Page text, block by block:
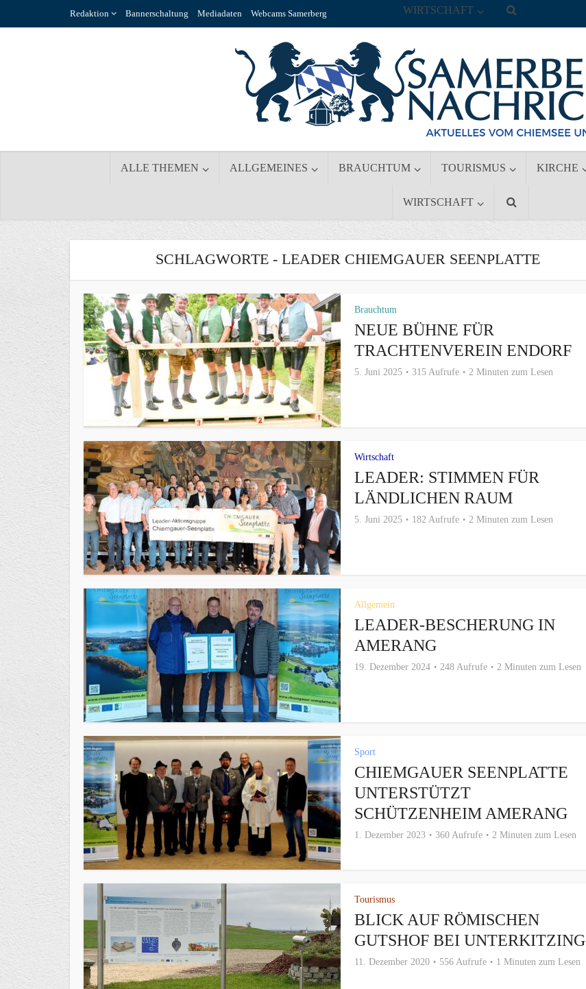
Redaktion Bannerschaltung Mediadaten Webcams Samerberg
ALLE THEMEN ALLGEMEINES BRAUCHTUM TOURISMUS KIRCHE
WIRTSCHAFT
WIRTSCHAFT
SCHLAGWORTE - LEADER CHIEMGAUER SEENPLATTE
Brauchtum
NEUE BÜHNE FÜR
TRACHTENVEREIN ENDORF
5. Juni 2025 315 Aufrufe 2 Minuten zum Lesen
Wirtschaft
LEADER: STIMMEN FÜR
LÄNDLICHEN RAUM
5. Juni 2025 182 Aufrufe 2 Minuten zum Lesen
Allgemein
LEADER-BESCHERUNG IN
AMERANG
19. Dezember 2024 248 Aufrufe 2 Minuten zum Lesen
Sport
CHIEMGAUER SEENPLATTE
UNTERSTÜTZT
SCHÜTZENHEIM AMERANG
1. Dezember 2023 360 Aufrufe 2 Minuten zum Lesen
Tourismus
BLICK AUF RÖMISCHEN
GUTSHOF BEI UNTERKITZING
11. Dezember 2020 556 Aufrufe 1 Minuten zum Lesen